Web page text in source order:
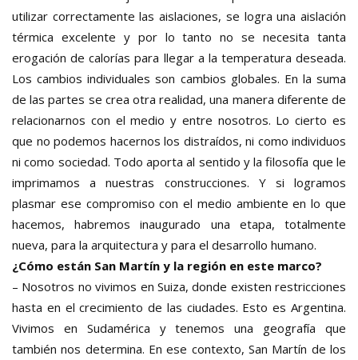
utilizar correctamente las aislaciones, se logra una aislación
térmica excelente y por lo tanto no se necesita tanta
erogación de calorías para llegar a la temperatura deseada.
Los cambios individuales son cambios globales. En la suma
de las partes se crea otra realidad, una manera diferente de
relacionarnos con el medio y entre nosotros. Lo cierto es
que no podemos hacernos los distraídos, ni como individuos
ni como sociedad. Todo aporta al sentido y la filosofía que le
imprimamos a nuestras construcciones. Y si logramos
plasmar ese compromiso con el medio ambiente en lo que
hacemos, habremos inaugurado una etapa, totalmente
nueva, para la arquitectura y para el desarrollo humano.
¿Cómo están San Martín y la región en este marco?
– Nosotros no vivimos en Suiza, donde existen restricciones
hasta en el crecimiento de las ciudades. Esto es Argentina.
Vivimos en Sudamérica y tenemos una geografía que
también nos determina. En ese contexto, San Martín de los